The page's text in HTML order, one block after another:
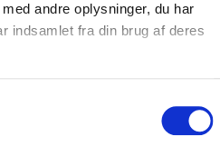
andre oplysninger, du har
indsamlet fra din brug af deres
A/S' nyhedsbrev